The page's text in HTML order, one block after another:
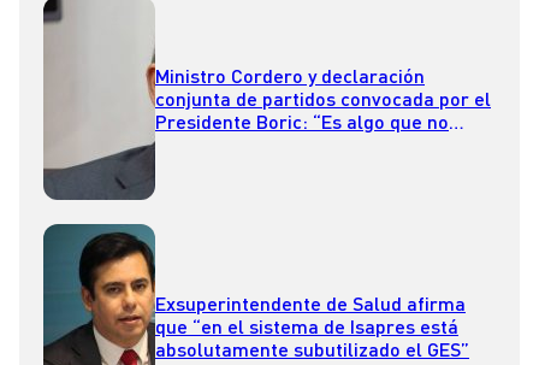
Ministro Cordero y declaración
conjunta de partidos convocada por el
Presidente Boric: “Es algo que no
Exsuperintendente de Salud afirma
que “en el sistema de Isapres está
absolutamente subutilizado el GES”